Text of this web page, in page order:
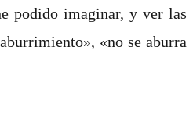
podido imaginar, y ver las
«no se aburra